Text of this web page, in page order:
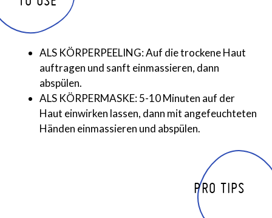
ALS KÖRPERPEELING: Auf die trockene Haut
auftragen und sanft einmassieren, dann
abspülen.
ALS KÖRPERMASKE: 5-10 Minuten auf der
Haut einwirken lassen, dann mit angefeuchteten
Händen einmassieren und abspülen.
PRO TIPS